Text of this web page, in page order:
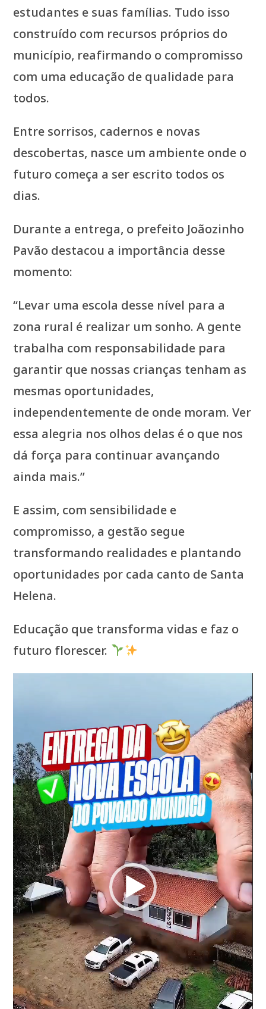
estudantes e suas famílias. Tudo isso
construído com recursos próprios do
município, reafirmando o compromisso
com uma educação de qualidade para
todos.
Entre sorrisos, cadernos e novas
descobertas, nasce um ambiente onde o
futuro começa a ser escrito todos os
dias.
Durante a entrega, o prefeito Joãozinho
Pavão destacou a importância desse
momento:
“Levar uma escola desse nível para a
zona rural é realizar um sonho. A gente
trabalha com responsabilidade para
garantir que nossas crianças tenham as
mesmas oportunidades,
independentemente de onde moram. Ver
essa alegria nos olhos delas é o que nos
dá força para continuar avançando
ainda mais.”
E assim, com sensibilidade e
compromisso, a gestão segue
transformando realidades e plantando
oportunidades por cada canto de Santa
Helena.
Educação que transforma vidas e faz o
futuro florescer.